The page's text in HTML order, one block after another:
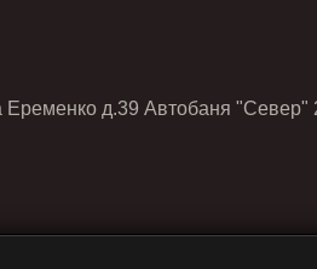
д.39 Автобаня